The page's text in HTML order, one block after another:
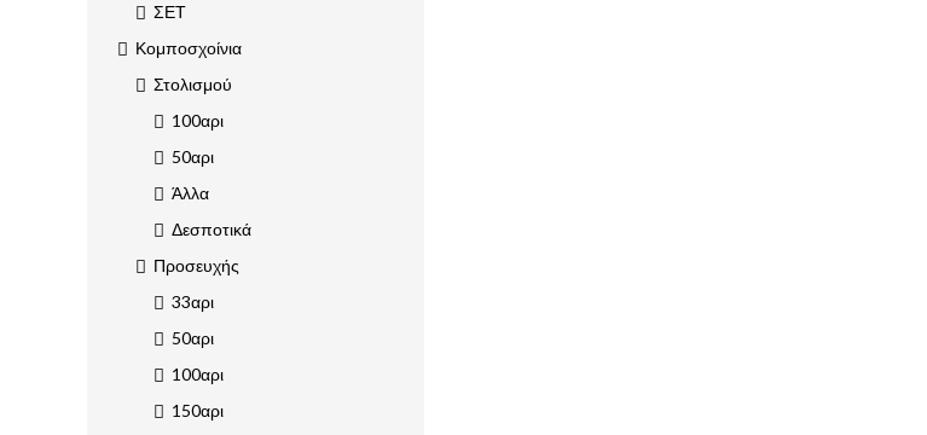
ΣΕΤ
Κομποσχοίνια
Στολισμού
100αρι
50αρι
Άλλα
Δεσποτικά
Προσευχής
33αρι
50αρι
100αρι
150αρι